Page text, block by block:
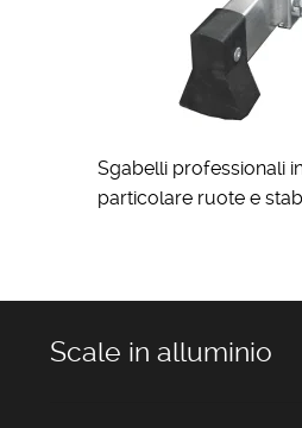
Sgabelli professionali
particolare ruote e
Scale in alluminio